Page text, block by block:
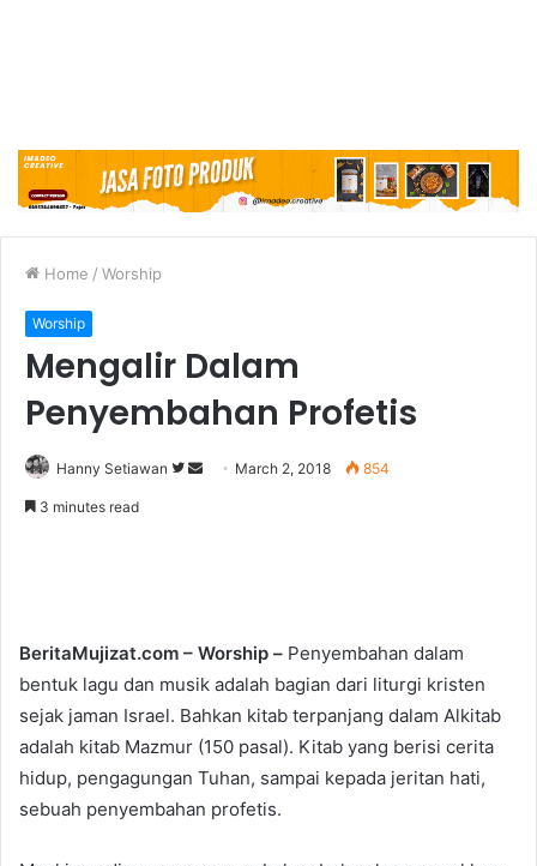
Home / Worship
Worship
Mengalir Dalam
Penyembahan Profetis
Hanny Setiawan
F
T
w
i
t
t
i
l
March 2, 2018 854
3 minutes read
BeritaMujizat.com – Worship – Penyembahan dalam
bentuk lagu dan musik adalah bagian dari liturgi kristen
sejak jaman Israel. Bahkan kitab terpanjang dalam Alkitab
adalah kitab Mazmur (150 pasal). Kitab yang berisi cerita
hidup, pengagungan Tuhan, sampai kepada jeritan hati,
sebuah penyembahan profetis.